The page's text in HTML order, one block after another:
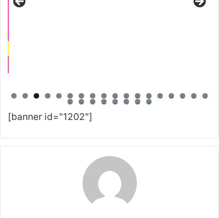
0 1 2 3 4 5 6 7 8
9 0 1 2 3 4 5 6
[banner id="1202"]